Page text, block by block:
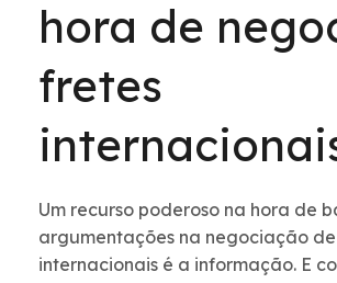
hora de
fretes
Um recurso poderoso na hora de
argumentações na negociação
internacionais é a informação. E